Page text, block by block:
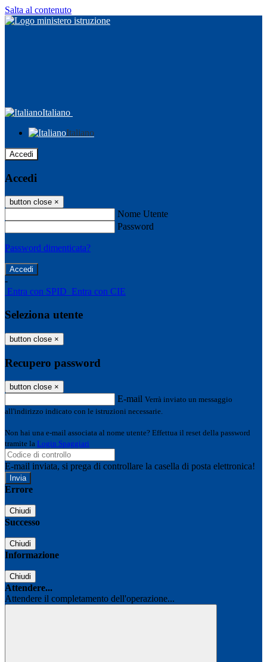
Salta al contenuto
Italiano
Italiano
Accedi
Accedi
button close ×
Nome Utente
Password
Password dimenticata?
-
Entra con SPID Entra con CIE
Seleziona utente
button close ×
Recupero password
button close ×
E-mail Verrà inviato un messaggio
all'indirizzo indicato con le istruzioni necessarie.
Non hai una e-mail associata al nome utente? Effettua il reset della password
tramite la Login Spaggiari
E-mail inviata, si prega di controllare la casella di posta elettronica!
Errore
Chiudi
Successo
Chiudi
Informazione
Chiudi
Attendere...
Attendere il completamento dell'operazione...